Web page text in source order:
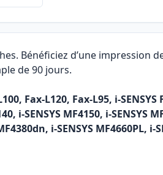
Bénéficiez d’une impression
de 90 jours.
L120, Fax-L95, i-SENSYS
i-SENSYS MF4150, i-SENSYS
i-SENSYS MF4660PL, i-